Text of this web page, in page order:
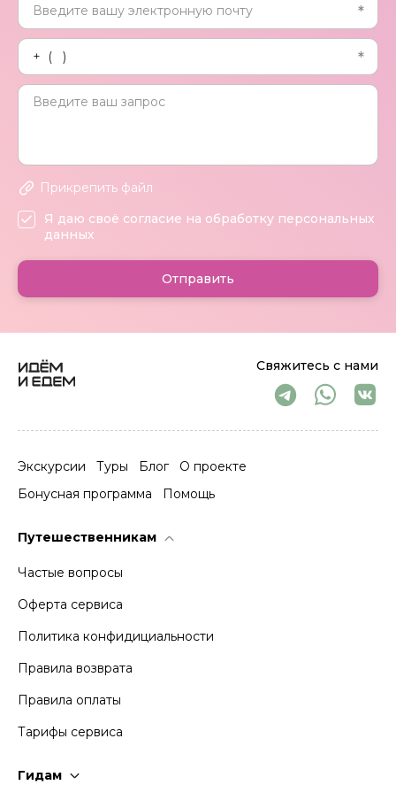
Свяжитесь с нами
Экскурсии Туры Блог
О проекте
Бонусная программа
Помощь
Путешественникам
Частые вопросы
Оферта сервиса
Политика конфидициальности
Правила возврата
Правила оплаты
Тарифы сервиса
Гидам
Прикрепить файл
Я даю своё согласие на обработку персональных
данных
Отправить